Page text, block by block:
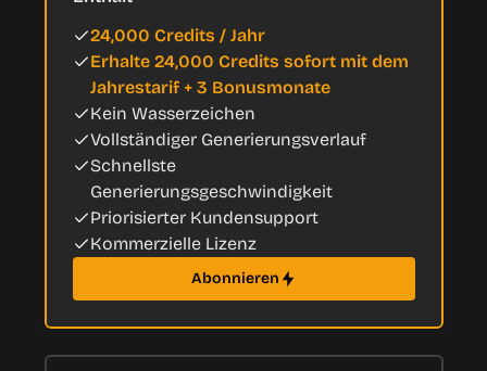
24,000 Credits / Jahr
Erhalte 24,000 Credits sofort mit dem
Jahrestarif + 3 Bonusmonate
Kein Wasserzeichen
Vollständiger Generierungsverlauf
Schnellste
Generierungsgeschwindigkeit
Priorisierter Kundensupport
Kommerzielle Lizenz
Abonnieren